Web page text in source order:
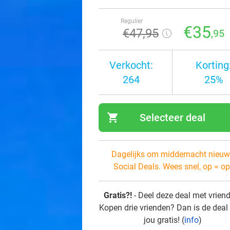
Regulier
€47,95 €35,95
Verkocht:
264
25%
shopping_cart Selecteer deal
Dagelijks om middernacht
Social Deals. Wees snel, op =
Gratis?! - Deel deze deal met
Kopen drie vrienden? Dan is de
jou gratis! (info)